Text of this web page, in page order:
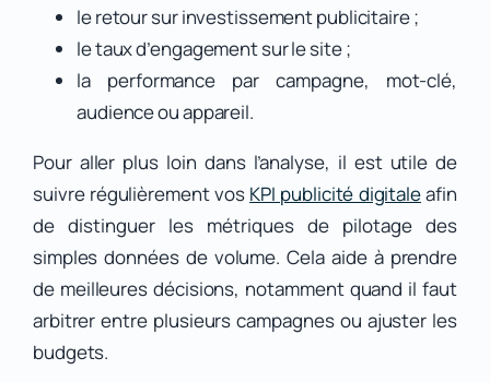
le retour sur investissement publicitaire ;
le taux d’engagement sur le site ;
la performance par campagne, mot-clé,
audience ou appareil.
Pour aller plus loin dans l’analyse, il est utile de
suivre régulièrement vos KPI publicité digitaleafin
de distinguer les métriques de pilotage des
simples données de volume. Cela aide à prendre
de meilleures décisions, notamment quand il faut
arbitrer entre plusieurs campagnes ou ajuster les
budgets.